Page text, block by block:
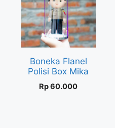
Boneka Flanel
Polisi Box Mika
Rp60.000